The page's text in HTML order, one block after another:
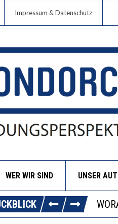
Impressum & Datenschutz
WER WIR SIND UNSER
DIE